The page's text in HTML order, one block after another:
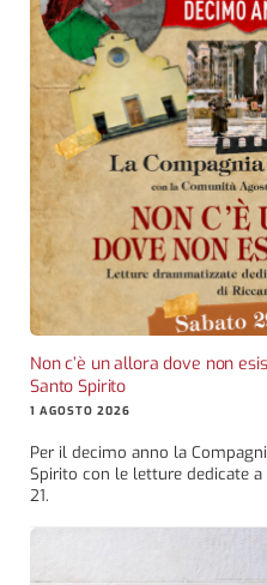
Non c’è un allora dove non
Santo Spirito
1 AGOSTO 2026
Per il decimo anno la
Spirito con le letture dedicate a
21.